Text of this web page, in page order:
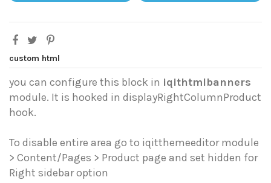
custom html
you can configure this block in iqithtmlbanners
module. It is hooked in displayRightColumnProduct
hook.
To disable entire area go to iqitthemeeditor module
> Content/Pages > Product page and set hidden for
Right sidebar option